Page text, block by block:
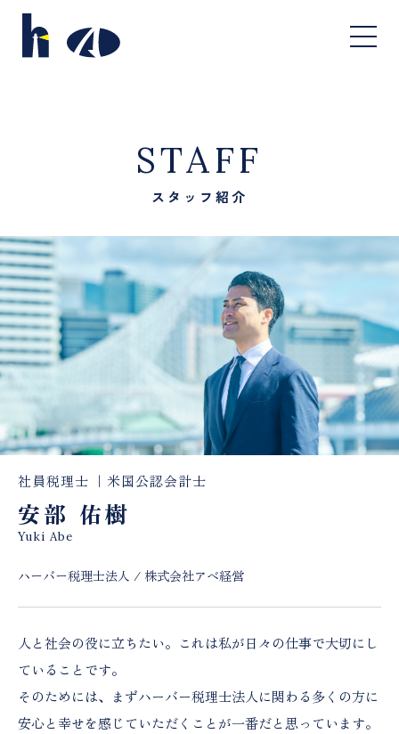
STAFF
スタッフ紹介
社員税理士 ｜米国公認会計士
安部 佑樹
Yuki Abe
ハーバー税理士法人 / 株式会社アベ経営
人と社会の役に立ちたい。これは私が日々の仕事で大切にし
ていることです。
そのためには、まずハーバー税理士法人に関わる多くの方に
安心と幸せを感じていただくことが一番だと思っています。